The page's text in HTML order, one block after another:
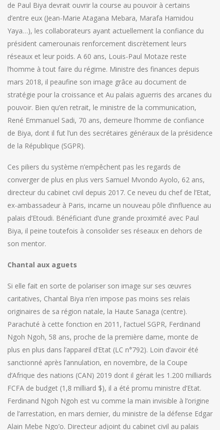
de Paul Biya devrait ouvrir la course au pouvoir à certains
d’entre eux (Jean-Marie Atagana Mebara, Marafa Hamidou
Yaya…), les collaborateurs ayant actuellement la confiance du
président camerounais renforcement discrètement leurs
réseaux et leur poids. A 60 ans, Louis-Paul Motaze reste
l’homme à tout faire du régime. Ministre des finances depuis
mars 2018, il peaufine son image grâce au document de
stratégie pour la croissance et Au palais aguerris des arcanes du
pouvoir. Bien qu’en retrait, le ministre de la communication,
René Emmanuel Sadi, 70 ans, demeure l’homme de confiance
de Biya, dont il fut l’un des secrétaires généraux de la présidence
de la République (SGPR).
Ces piliers du système n’empêchent pas les regards de
converger de plus en plus vers Samuel Mvondo Ayolo, 62 ans,
directeur du cabinet civil depuis 2017. Ce neveu du chef de l’Etat,
ex-ambassadeur à Paris, incarne un nouveau pôle d’influence au
palais d’Etoudi. Bénéficiant d’une grande proximité avec Paul
Biya, il peine toutefois à consolider ses réseaux en dehors de
son mentor.
Chantal aux aguets
Si elle fait en sorte de polariser son image sur ses œuvres
caritatives, Chantal Biya n’en impose pas moins ses relais
originaires de sa région natale, la Haute Sanaga (centre).
Parachuté à cette fonction en 2011, l’actuel SGPR, Ferdinand
Ngoh Ngoh, 58 ans, proche de la première dame, monte de
plus en plus dans l’appareil d’Etat (LC n°792). Loin d’avoir été
sanctionné après l’annulation, en novembre, de la Coupe
d’Afrique des nations (CAN) 2019 dont il gérait les 1.200 milliards
FCFA de budget (1,8 milliard $), il a été promu ministre d’Etat.
Ferdinand Ngoh Ngoh est vu comme la main invisible à l’origine
de l’arrestation, en mars dernier, du ministre de la défense Edgar
Alain Mebe Ngo’o. Directeur adjoint du cabinet civil au palais